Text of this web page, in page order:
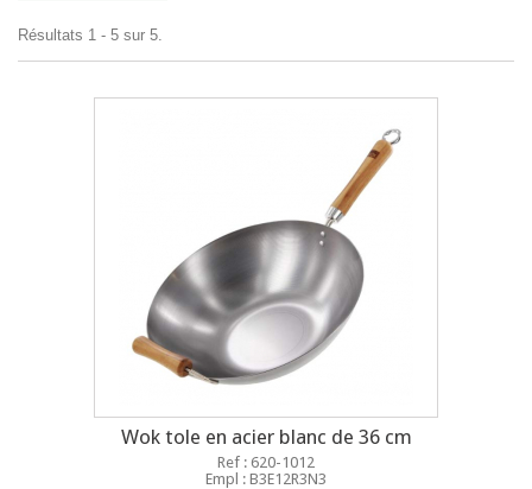
Résultats 1 - 5 sur 5.
Wok tole en acier blanc de 36 cm
Ref : 620-1012
Empl : B3E12R3N3